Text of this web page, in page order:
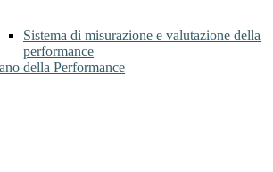
Sistema di misurazione e valutazione della
performance
della Performance